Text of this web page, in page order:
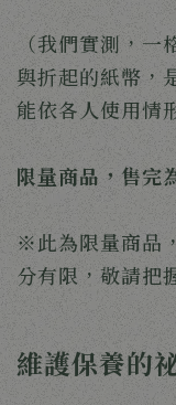
（我們實測，
與折起的紙幣，
能依各人使用情
限量商品，售完
※此為限量商品
分有限，敬請把
維護保養的